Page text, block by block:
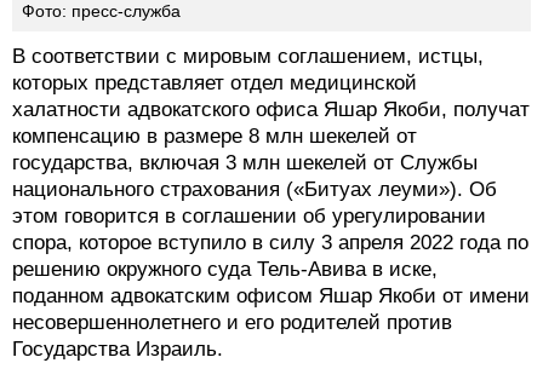
Фото: пресс-служба
В соответствии с мировым соглашением, истцы,
которых представляет отдел медицинской
халатности адвокатского офиса Яшар Якоби, получат
компенсацию в размере 8 млн шекелей от
государства, включая 3 млн шекелей от Службы
национального страхования («Битуах леуми»). Об
этом говорится в соглашении об урегулировании
спора, которое вступило в силу 3 апреля 2022 года по
решению окружного суда Тель-Авива в иске,
поданном адвокатским офисом Яшар Якоби от имени
несовершеннолетнего и его родителей против
Государства Израиль.